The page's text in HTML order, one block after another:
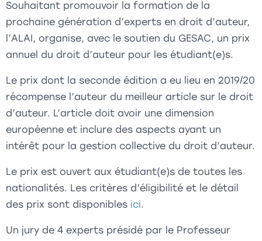
Souhaitant promouvoir la formation de la
prochaine génération d’experts en droit d’auteur,
l’ALAI, organise, avec le soutien du GESAC, un prix
annuel du droit d’auteur pour les étudiant(e)s.
Le prix dont la seconde édition a eu lieu en 2019/20
récompense l’auteur du meilleur article sur le droit
d’auteur. L’article doit avoir une dimension
européenne et inclure des aspects ayant un
intérêt pour la gestion collective du droit d’auteur.
Le prix est ouvert aux étudiant(e)s de toutes les
nationalités. Les critères d’éligibilité et le détail
des prix sont disponibles ici.
Un jury de 4 experts présidé par le Professeur